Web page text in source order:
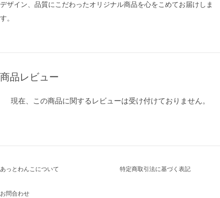
デザイン、品質にこだわったオリジナル商品を心をこめてお届けしま
す。
商品レビュー
現在、この商品に関するレビューは受け付けておりません。
あっとわんこについて 特定商取引法に基づく表記
お問合わせ